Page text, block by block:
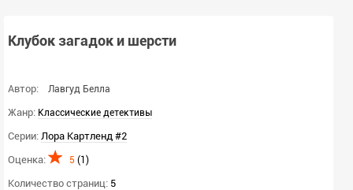
Клубок загадок и шерсти
Автор: Лавгуд Белла
Жанр: Классические детективы
Серии: Лора Картленд #2
Оценка:
5 (1 )
Количество страниц: 5